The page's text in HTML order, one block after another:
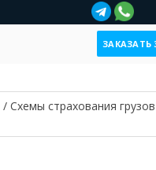
ЗАКАЗАТЬ
/ Схемы страхования